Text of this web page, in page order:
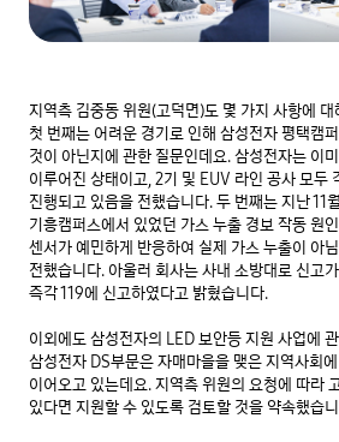
지역측 김중동 위원(고덕면)도 몇 가지 사항에
첫 번째는 어려운 경기로 인해 삼성전자 평택캠
것이 아닌지에 관한 질문인데요. 삼성전자는 이
이루어진 상태이고, 2기 및 EUV 라인 공사 모두
진행되고 있음을 전했습니다. 두 번째는 지난 11
기흥캠퍼스에서 있었던 가스 누출 경보 작동 원
센서가 예민하게 반응하여 실제 가스 누출이 아
전했습니다. 아울러 회사는 사내 소방대로 신고
즉각 119에 신고하였다고 밝혔습니다.
이외에도 삼성전자의 LED 보안등 지원 사업에
삼성전자 DS부문은 자매마을을 맺은 지역사회
이어오고 있는데요. 지역측 위원의 요청에 따라
있다면 지원할 수 있도록 검토할 것을 약속했습